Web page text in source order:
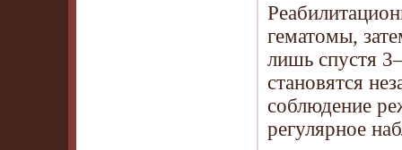
гематомы,
лишь спустя
становятся
соблюдение
регулярное